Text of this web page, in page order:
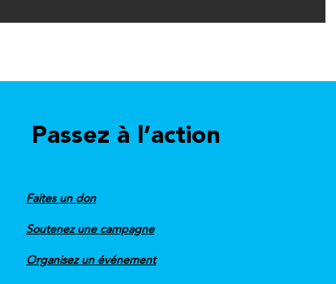
Passez à l’action
Faites un don
Soutenez une campagne
Organisez un événement